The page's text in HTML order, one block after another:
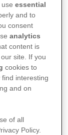
zeker niet.
cijfers op
er elke dag
het
lagen.
useessential
and to
consent
analytics
content is
site. If you
cookies to
interesting
and on
of all
Policy.